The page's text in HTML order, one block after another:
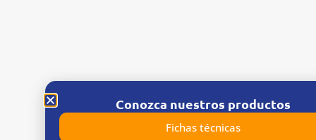
Conozca nuestros productos
Fichas técnicas